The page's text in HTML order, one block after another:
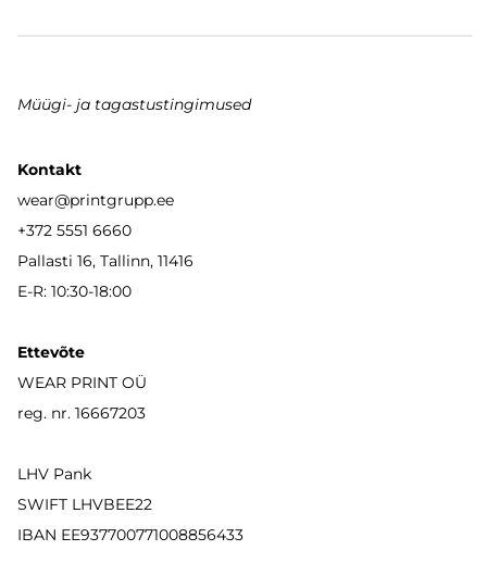
Müügi- ja tagastustingimused
Kontakt
wear@printgrupp.ee
+372 5551 6660
Pallasti 16, Tallinn, 11416
E-R: 10:30-18:00
Ettevõte
WEAR PRINT OÜ
reg. nr. 16667203
LHV Pank
SWIFT LHVBEE22
IBAN EE937700771008856433